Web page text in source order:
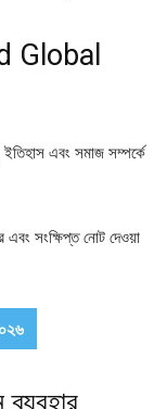
Global
ইতিহাস এবং সমাজ সম্পর্কে
সংক্ষিপ্ত নোট দেওয়া